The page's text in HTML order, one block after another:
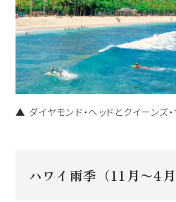
▲ ダイヤモンド・ヘッドとクイーンズ
ハワイ雨季（11月〜4